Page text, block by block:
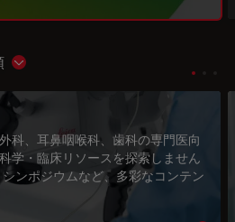
Show subnavigation
科、耳鼻咽喉科、歯科の専門医向
学・臨床リソースを探索しません
ンポジウムなど、多彩なコンテン